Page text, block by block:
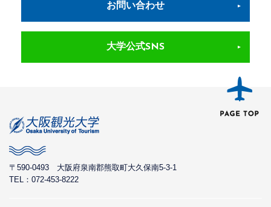
お問い合わせ
大学公式SNS
〒590-0493 大阪府泉南郡熊取町大久保南5-3-1
TEL：072-453-8222